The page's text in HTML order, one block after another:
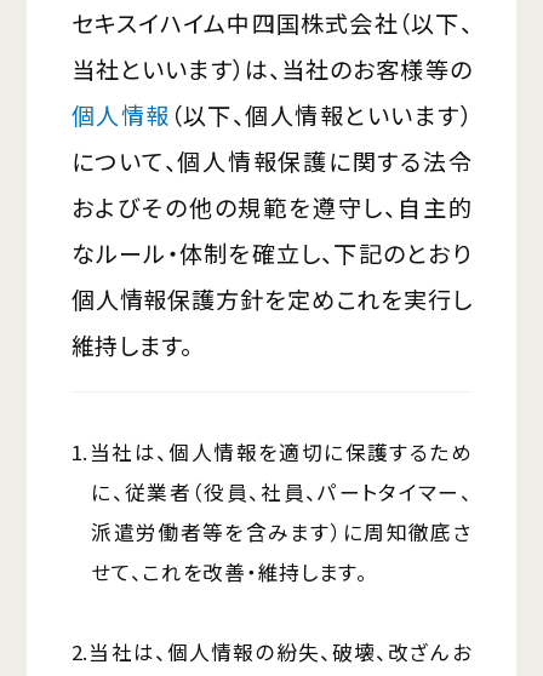
セキスイハイムの特長
住まいの性能
商品ラインナップ
施工事例
会社情報
会社概要
中四国セキスイハイム不動産株式会社
お問い合わせフォームはこちら
セキスイハイム中四国株式会社（以下、
当社といいます）は、当社のお客様等の
個人情報 （以下、個人情報といいます）
について、個人情報保護に関する法令
およびその他の規範を遵守し、自主的
なルール・体制を確立し、下記のとおり
個人情報保護方針を定めこれを実行し
維持します。
1.当社は、個人情報を適切に保護するため
に、従業者（役員、社員、パートタイマー、
派遣労働者等を含みます）に周知徹底さ
せて、これを改善・維持します。
2.当社は、個人情報の紛失、破壊、改ざんお